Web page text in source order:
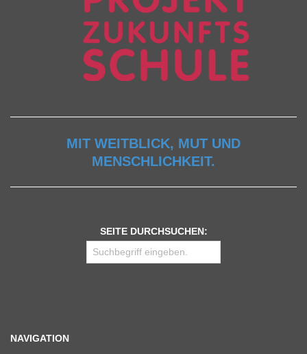
MIT WEITBLICK, MUT UND
MENSCHLICHKEIT.
SEITE DURCHSUCHEN:
NAVIGATION